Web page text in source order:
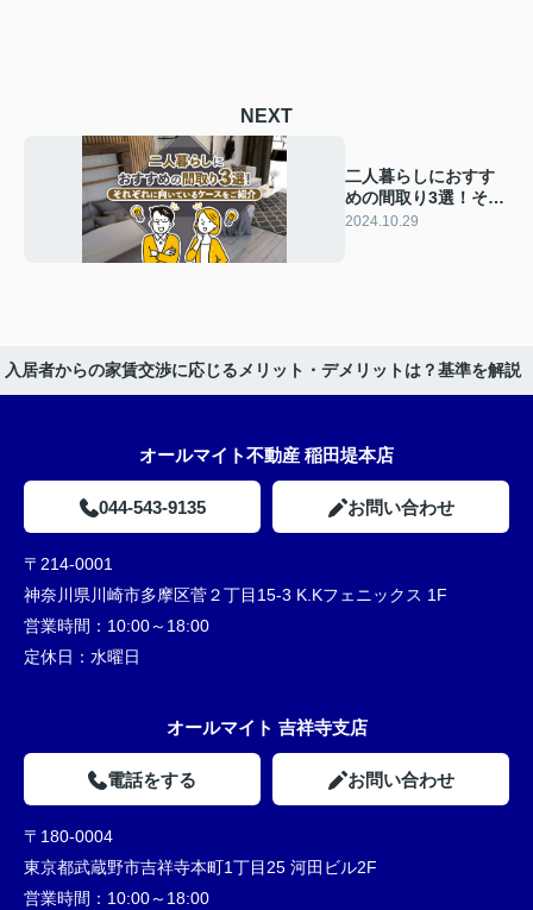
NEXT
二人暮らしにおすす
めの間取り3選！それ
ぞれに向いているケ
2024.10.29
入居者からの家賃交渉に応じるメリット・デメリットは？基準を解説
オールマイト不動産 稲田堤本店
044-543-9135 お問い合わせ
〒214-0001
神奈川県川崎市多摩区菅２丁目15-3 K.Kフェニックス 1F
営業時間： 10:00～18:00
定休日： 水曜日
オールマイト 吉祥寺支店
電話をする お問い合わせ
〒180-0004
東京都武蔵野市吉祥寺本町1丁目25 河田ビル2F
営業時間： 10:00～18:00